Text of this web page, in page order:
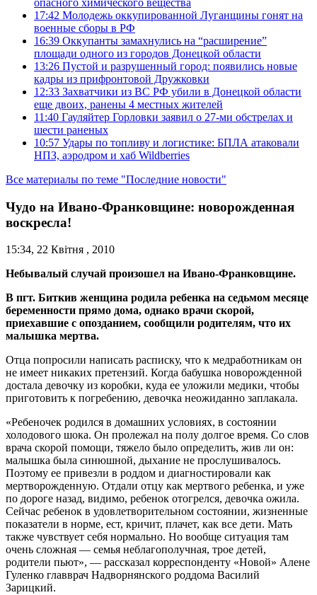
17:42 Молодежь оккупированной Луганщины гонят на
военные сборы в РФ
16:39 Оккупанты замахнулись на “расширение”
площади одного из городов Донецкой области
13:26 Пустой и разрушенный город: появились новые
кадры из прифронтовой Дружковки
12:33 Захватчики из ВС РФ убили в Донецкой области
еще двоих, ранены 4 местных жителей
11:40 Гауляйтер Горловки заявил о 27-ми обстрелах и
шести раненых
10:57 Удары по топливу и логистике: БПЛА атаковали
НПЗ, аэродром и хаб Wildberries
Все материалы по теме "Последние новости"
Чудо на Ивано-Франковщине: новорожденная
воскресла!
15:34, 22 Квітня , 2010
Небывалый случай произошел на Ивано-Франковщине.
В пгт. Биткив женщина родила ребенка на седьмом месяце
беременности прямо дома, однако врачи скорой,
приехавшие с опозданием, сообщили родителям, что их
малышка мертва.
Отца попросили написать расписку, что к медработникам он
не имеет никаких претензий. Когда бабушка новорожденной
достала девочку из коробки, куда ее уложили медики, чтобы
приготовить к погребению, девочка неожиданно заплакала.
«Ребеночек родился в домашних условиях, в состоянии
холодового шока. Он пролежал на полу долгое время. Со слов
врача скорой помощи, тяжело было определить, жив ли он:
малышка была синюшной, дыхание не прослушивалось.
Поэтому ее привезли в роддом и диагностировали как
мертворожденную. Отдали отцу как мертвого ребенка, и уже
по дороге назад, видимо, ребенок отогрелся, девочка ожила.
Сейчас ребенок в удовлетворительном состоянии, жизненные
показатели в норме, ест, кричит, плачет, как все дети. Мать
также чувствует себя нормально. Но вообще ситуация там
очень сложная — семья неблагополучная, трое детей,
родители пьют», — рассказал корреспонденту «Новой» Алене
Гуленко главврач Надворнянского роддома Василий
Зарицкий.